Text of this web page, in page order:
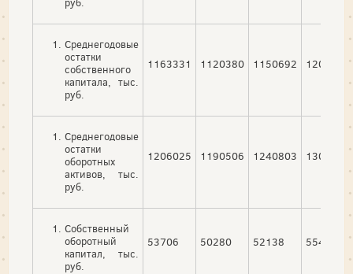
руб.
Среднегодовые
остатки
собственного
капитала, тыс.
руб.
1163331 1120380 1150692 1206500
Среднегодовые
остатки
оборотных
активов, тыс.
руб.
1206025 1190506 1240803 1304201
Собственный
оборотный
капитал, тыс.
руб.
53706 50280 52138 55420